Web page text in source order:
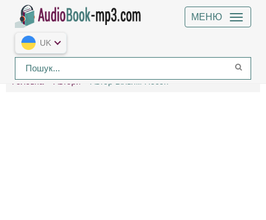
МЕНЮ
UK
Головна Автори Автор Вільям Ґібсон